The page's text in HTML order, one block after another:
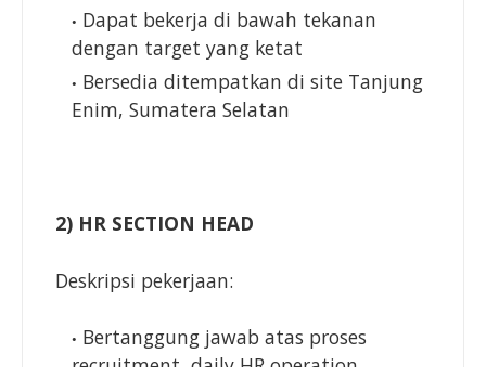
Dapat bekerja di bawah tekanan
dengan target yang ketat
Bersedia ditempatkan di site Tanjung
Enim, Sumatera Selatan
2) HR SECTION HEAD
Deskripsi pekerjaan:
Bertanggung jawab atas proses